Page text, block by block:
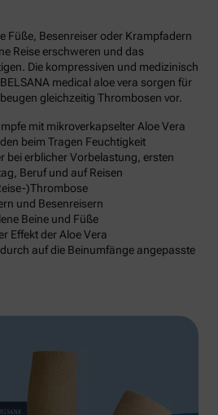
Füße, Besenreiser oder Krampfadern
Reise erschweren und das
Die kompressiven und medizinisch
medical aloe vera sorgen für
gleichzeitig Thrombosen vor.
mit mikroverkapselter Aloe Vera
beim Tragen Feuchtigkeit
bei erblicher Vorbelastung, ersten
Beruf und auf Reisen
)Thrombose
und Besenreisern
Beine und Füße
Effekt der Aloe Vera
auf die Beinumfänge angepasste